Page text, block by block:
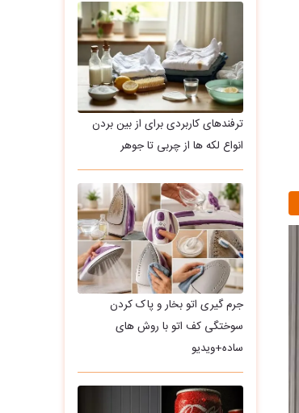
ترفندهای کاربردی برای از بین بردن
انواع لکه ها از چربی تا جوهر
جرم گیری اتو بخار و پاک کردن
سوختگی کف اتو با روش های
ساده+ویدیو